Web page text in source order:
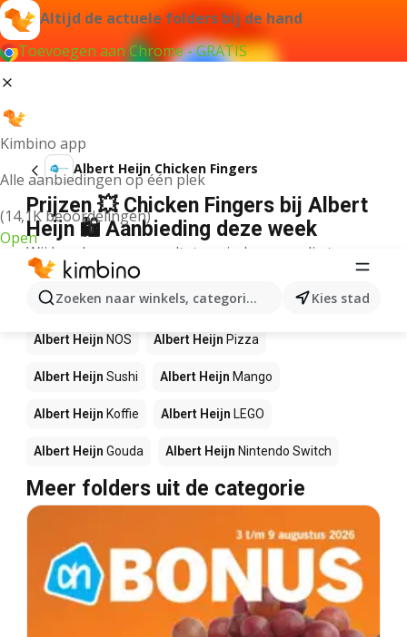
Altijd de actuele folders bij de hand
Toevoegen aan Chrome - GRATIS
Kimbino app
Alle aanbiedingen op één plek
(14,1K beoordelingen)
Open
Zoeken naar winkels, categorieën, producten...
Kies stad
Albert Heijn Chicken Fingers
Prijzen 💥 Chicken Fingers bij Albert
Heijn 🛍️ Aanbieding deze week
Wij konden geen resultaten vinden voor die term.
Andere producten in winkels Albert
Heijn
Albert Heijn NOS Albert Heijn Pizza
Albert Heijn Sushi Albert Heijn Mango
Albert Heijn Koffie Albert Heijn LEGO
Albert Heijn Gouda Albert Heijn Nintendo Switch
Meer folders uit de categorie